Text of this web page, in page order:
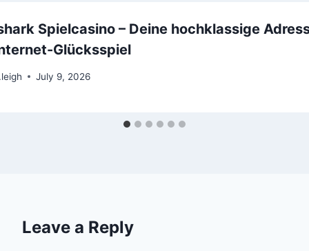
Spielcasino – Deine hochklassige
Glücksspiel
July 9, 2026
Leave a Reply